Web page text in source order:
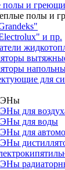
полы и
полы и
и пр.
для
для
для воды
для